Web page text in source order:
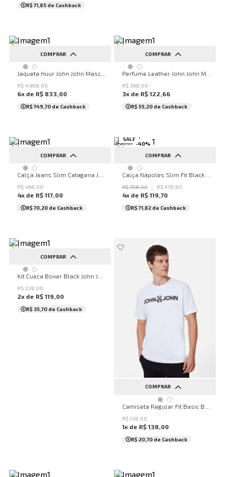
R$ 71,85 de Cashback
COMPRAR
PP P M G GG
R$ 4 998 00
6x de R$ 833,00
R$ 749,70 de Cashback
COMPRAR
UN
R$ 368 00
3x de R$ 122,66
R$ 55,20 de Cashback
COMPRAR
36 38 40 42
44
R$ 468 00
4x de R$ 117,00
R$ 70,20 de Cashback
SALE
-40%
COMPRAR
36 38 40 42
44
48 50
R$798,00 R$ 478 80
4x de R$ 119,70
R$ 71,82 de Cashback
COMPRAR
PP P M G GG
R$ 238 00
2x de R$ 119,00
R$ 35,70 de Cashback
COMPRAR
PP P M G GG
R$ 138 00
1x de R$ 138,00
R$ 20,70 de Cashback